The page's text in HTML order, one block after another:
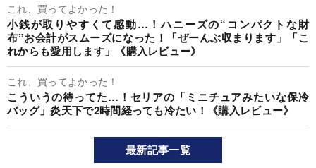
これ、買ってよかった！
小銭が取りやすくて感動…！ハニーズの“コンパクトな財
布”お会計がスムーズになった！「ぜーんぶ収まります」「こ
れからも愛用します」《購入レビュー》
これ、買ってよかった！
こういうの待ってた…！セリアの「ミニチュアみたいな保冷
バッグ」炎天下で2時間経っても冷たい！《購入レビュー》
最新記事一覧